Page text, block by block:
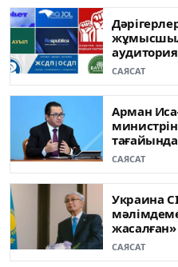
САЯСАТ
Арман
САЯСАТ
Украина
САЯСАТ